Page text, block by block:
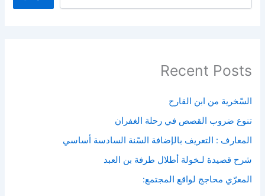
Recent Posts
السّخرية من ابن القارح
تنوع ضروب القصص في رحلة الغفران
المعارف : التعريف بالإضافة السّنة السادسة أساسي
شرح قصيدة لـخولة أطلال طرفة بن العبد
المعرّي محاجج لواقع المجتمع: